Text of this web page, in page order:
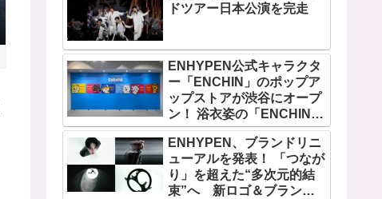
ドツアー日本公演を完走
ENHYPEN公式キャラクタ
ー「ENCHIN」のポップア
ップストアが渋谷にオープ
ン！ 浴衣姿の「ENCHIN」
が登場
ENHYPEN、ブランドリニ
ューアルを発表！ 「つなが
り」を超えた“多次元的結
束”へ 新ロゴ＆ブランド